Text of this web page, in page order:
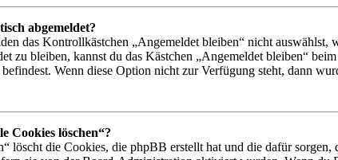
abgemeldet?
das Kontrollkästchen „Angemeldet bleiben“ nicht
zu bleiben, kannst du das Kästchen „Angemeldet bleiben“
Wenn diese Option nicht zur Verfügung steht, dann
Cookies löschen“?
löscht die Cookies, die phpBB erstellt hat und die dafür